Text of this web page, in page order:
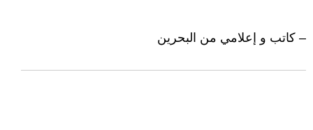
– كاتب و إعلامي من البحرين